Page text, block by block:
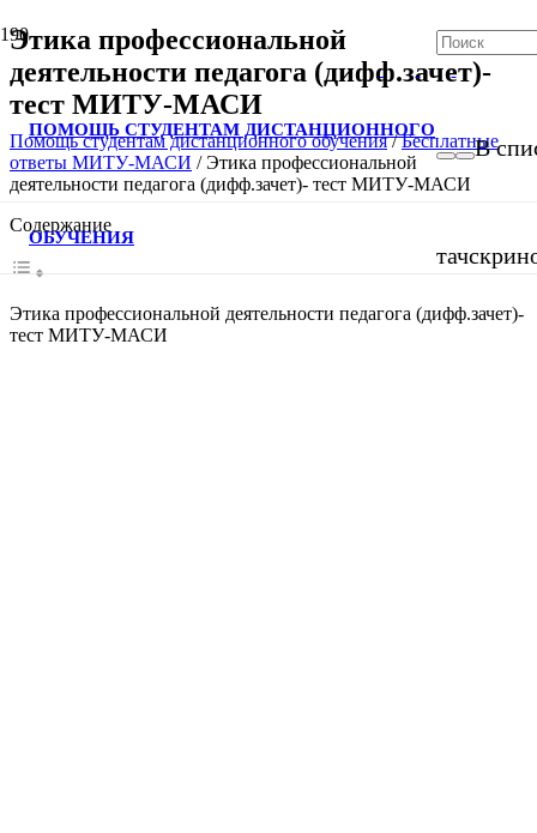
ПОМОЩЬ СТУДЕНТАМ ДИСТАНЦИОННОГО
ОБУЧЕНИЯ
В
Этика профессиональной
деятельности педагога (дифф.зачет)-
тест МИТУ-МАСИ
Помощь студентам дистанционного обучения/Бесплатные
ответы МИТУ-МАСИ /Этика профессиональной
деятельности педагога (дифф.зачет)- тест МИТУ-МАСИ
Содержание
Этика профессиональной деятельности педагога (дифф.зачет)-
тест МИТУ-МАСИ